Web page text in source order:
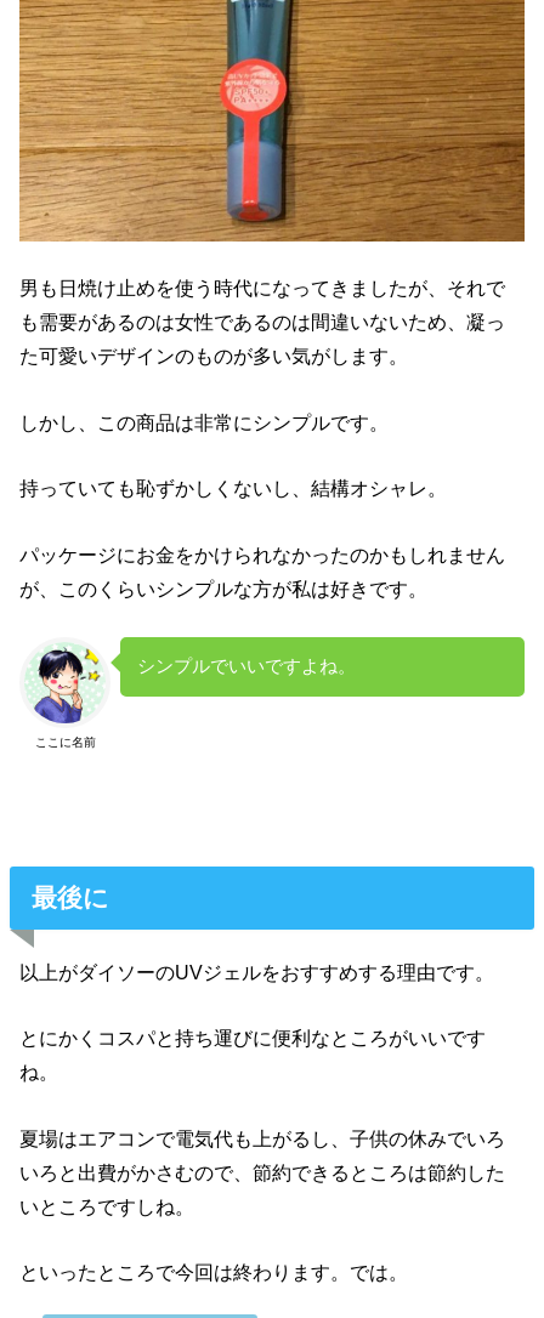
男も日焼け止めを使う時代になってきましたが、それで
も需要があるのは女性であるのは間違いないため、凝っ
た可愛いデザインのものが多い気がします。
しかし、この商品は非常にシンプルです。
持っていても恥ずかしくないし、結構オシャレ。
パッケージにお金をかけられなかったのかもしれません
が、このくらいシンプルな方が私は好きです。
ここに名前
シンプルでいいですよね。
最後に
以上がダイソーのUVジェルをおすすめする理由です。
とにかくコスパと持ち運びに便利なところがいいです
ね。
夏場はエアコンで電気代も上がるし、子供の休みでいろ
いろと出費がかさむので、節約できるところは節約した
いところですしね。
といったところで今回は終わります。では。